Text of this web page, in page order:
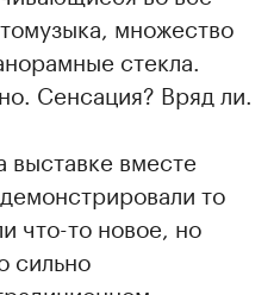
множество
стекла.
Сенсация? Вряд ли.
вместе
то
что-то новое, но
сильно